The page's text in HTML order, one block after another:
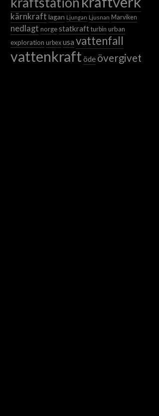
kärnkraft lagan Ljungan Ljusnan Marviken
nedlagt norgestatkraft turbin urban
exploration urbex usa vattenfall
vattenkraft öde övergivet